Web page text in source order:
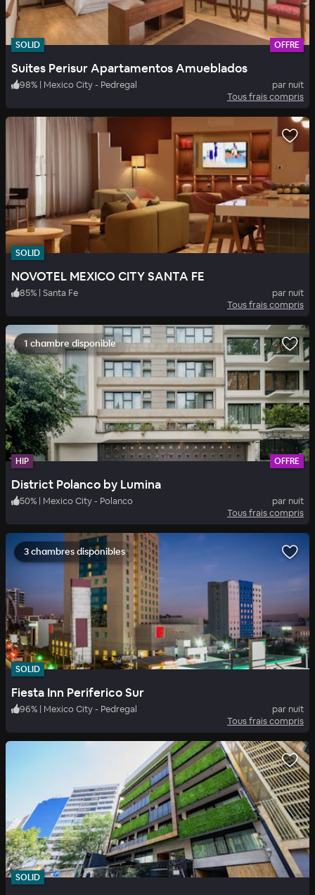
SOLID OFFRE
Suites Perisur Apartamentos Amueblados
98% | Mexico City - Pedregal
par nuit
Tous frais compris
SOLID
NOVOTEL MEXICO CITY SANTA FE
85% | Santa Fe
par nuit
Tous frais compris
1 chambre disponible
HIP OFFRE
District Polanco by Lumina
50% | Mexico City - Polanco
par nuit
Tous frais compris
3 chambres disponibles
SOLID
Fiesta Inn Periferico Sur
96% | Mexico City - Pedregal
par nuit
Tous frais compris
SOLID